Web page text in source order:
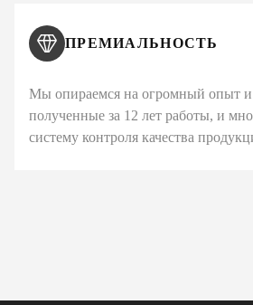
ПРЕМИАЛЬНОСТЬ
Мы опираемся на огромный опыт и
полученные за 12 лет работы, и
систему контроля качества